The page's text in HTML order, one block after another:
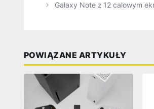
Galaxy Note z 12 calowym
POWIĄZANE ARTYKUŁY